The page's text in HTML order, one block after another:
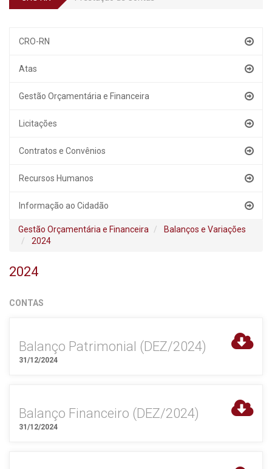
CRO-RN
Atas
Gestão Orçamentária e Financeira
Licitações
Contratos e Convênios
Recursos Humanos
Informação ao Cidadão
Gestão Orçamentária e Financeira
Balanços e Variações
2024
2024
CONTAS
Balanço Patrimonial (DEZ/2024)
31/12/2024
Balanço Financeiro (DEZ/2024)
31/12/2024